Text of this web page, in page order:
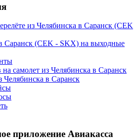
из Челябинска в Саранск (CEK
Саранск (CEK - SKX) на выходные
самолет из Челябинска в Саранск
в Саранск
приложение Авиакасса